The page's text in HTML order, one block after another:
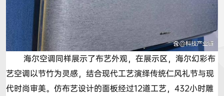
海尔空调同样展示了布艺外观，在展示区，海尔幻彩布
艺空调以节竹为灵感，结合现代工艺演绎传统仁风礼节与现
代时尚审美。 仿布艺设计的面板经过12道工艺， 432小时雕